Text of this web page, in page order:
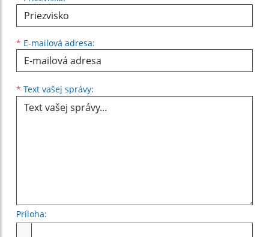
* E-mailová adresa:
* Text vašej správy:
Príloha: